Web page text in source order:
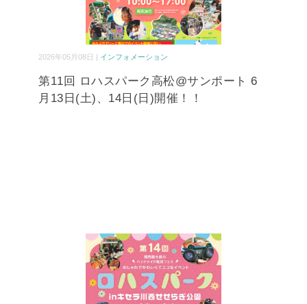
2026年05月08日 | インフォメーション
第11回 ロハスパーク高松@サンポート 6
月13日(土)、14日(日)開催！！